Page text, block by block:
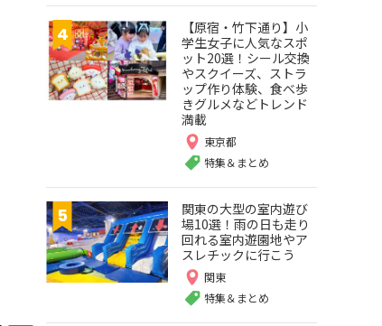
【原宿・竹下通り】小
学生女子に人気なスポ
ット20選！シール交換
やスクイーズ、ストラ
ップ作り体験、食べ歩
きグルメなどトレンド
満載
東京都
特集＆まとめ
関東の大型の室内遊び
場10選！雨の日も走り
回れる室内遊園地やア
スレチックに行こう
関東
特集＆まとめ